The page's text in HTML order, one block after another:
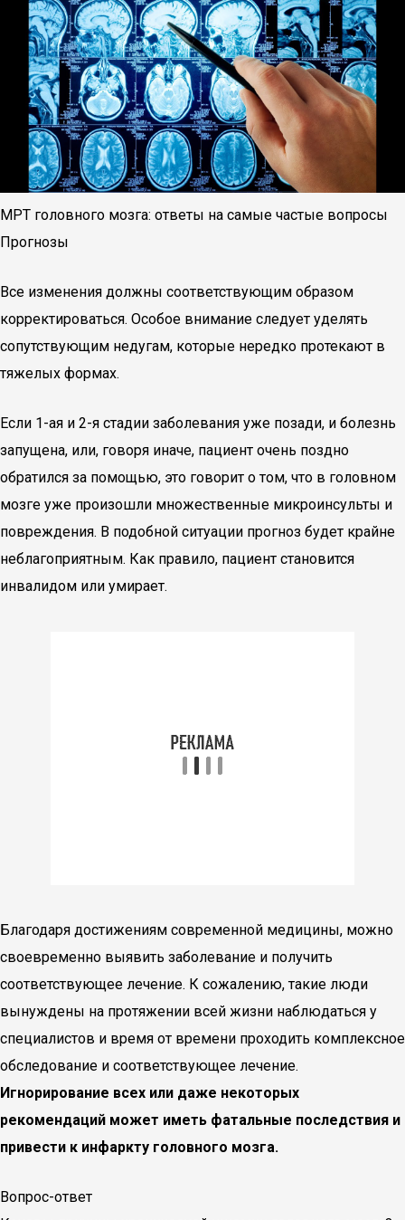
МРТ головного мозга: ответы на самые частые вопросы
Прогнозы
Все изменения должны соответствующим образом
корректироваться. Особое внимание следует уделять
сопутствующим недугам, которые нередко протекают в
тяжелых формах.
Если 1-ая и 2-я стадии заболевания уже позади, и болезнь
запущена, или, говоря иначе, пациент очень поздно
обратился за помощью, это говорит о том, что в головном
мозге уже произошли множественные микроинсульты и
повреждения. В подобной ситуации прогноз будет крайне
неблагоприятным. Как правило, пациент становится
инвалидом или умирает.
Благодаря достижениям современной медицины, можно
своевременно выявить заболевание и получить
соответствующее лечение. К сожалению, такие люди
вынуждены на протяжении всей жизни наблюдаться у
специалистов и время от времени проходить комплексное
обследование и соответствующее лечение.
Игнорирование всех или даже некоторых
рекомендаций может иметь фатальные последствия и
привести к инфаркту головного мозга.
Вопрос-ответ